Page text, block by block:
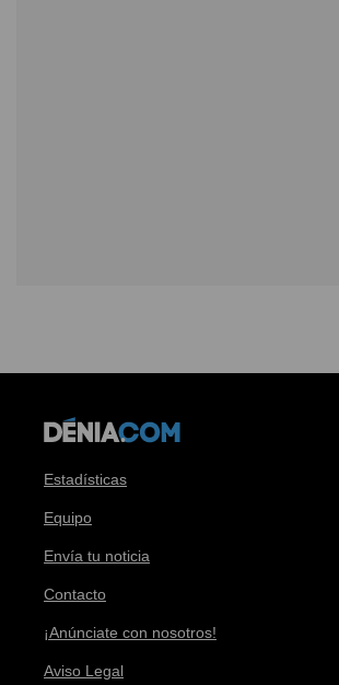
Estadísticas
Equipo
Envía tu noticia
Contacto
¡Anúnciate con nosotros!
Aviso Legal